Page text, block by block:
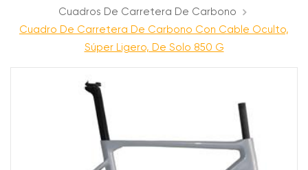
Cuadros De Carretera De Carbono
Cuadro De Carretera De Carbono Con Cable Oculto,
Súper Ligero, De Solo 850 G